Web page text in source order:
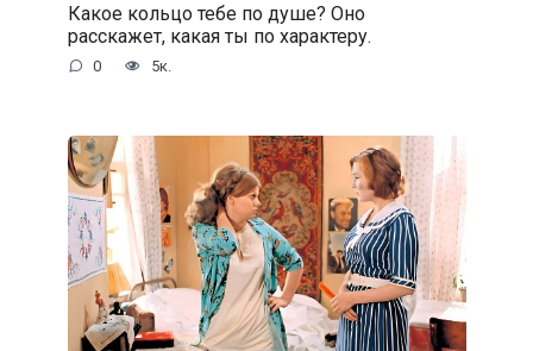
Какое кольцо тебе по душе? Оно
расскажет, какая ты по характеру.
0 5к.